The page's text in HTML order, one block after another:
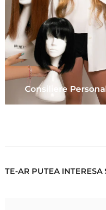
Consiliere
TE-AR PUTEA INTERESA